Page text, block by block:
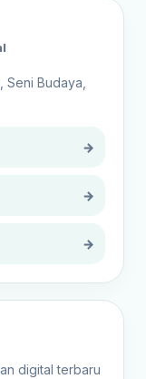
Budaya,
→
→
→
digital terbaru